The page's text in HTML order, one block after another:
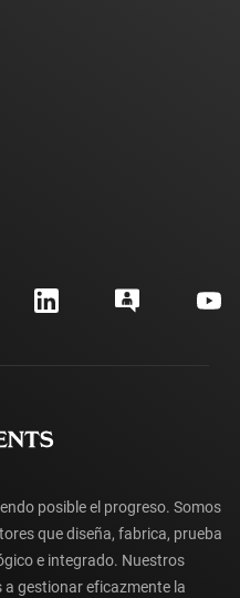
E2E™
myTI
posible el progreso. Somos
que diseña, fabrica, prueba
e integrado. Nuestros
gestionar eficazmente la